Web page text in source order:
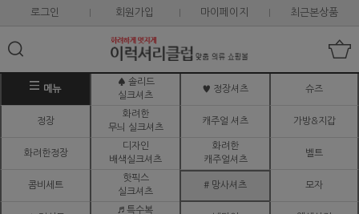
로그인 회원가입 마이페이지 최근본상품
메뉴
♠ 솔리드
실크셔츠
♥ 정장셔츠 슈즈
정장
화려한
무늬 실크셔츠
캐주얼 셔츠 가방&지갑
화려한정장
디자인
배색실크셔츠
화려한
캐주얼셔츠
벨트
콤비세트
핫픽스
실크셔츠
# 망사셔츠 모자
♬ 특수복